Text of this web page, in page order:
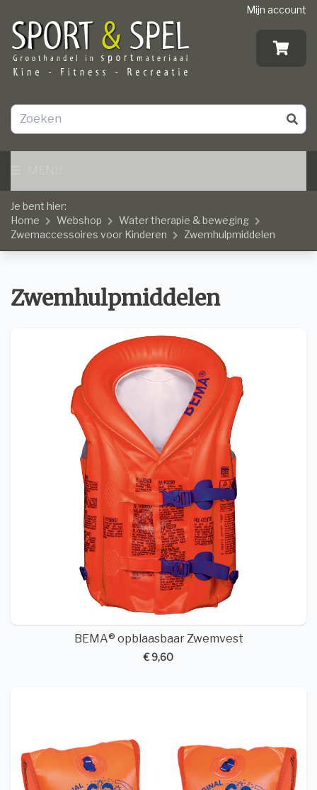
Mijn account
Je bent hier:
Home
Webshop
Water therapie & beweging
Zwemaccessoires voor Kinderen
Zwemhulpmiddelen
Zwemhulpmiddelen
BEMA® opblaasbaar Zwemvest
€ 9,60